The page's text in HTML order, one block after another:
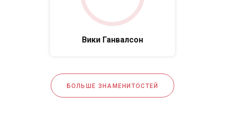
Вики Ганвалсон
БОЛЬШЕ ЗНАМЕНИТОСТЕЙ